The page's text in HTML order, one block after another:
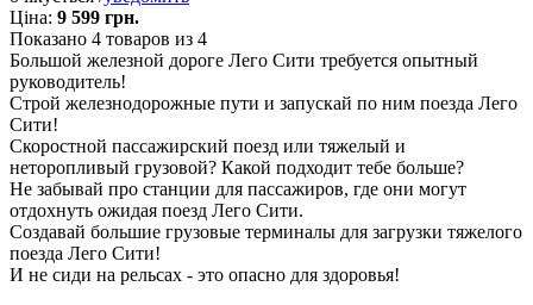
Ціна: 9 599 грн.
Показано 4 товаров из 4
Большой железной дороге Лего Сити требуется опытный
руководитель!
Строй железнодорожные пути и запускай по ним поезда Лего
Сити!
Скоростной пассажирский поезд или тяжелый и
неторопливый грузовой? Какой подходит тебе больше?
Не забывай про станции для пассажиров, где они могут
отдохнуть ожидая поезд Лего Сити.
Создавай большие грузовые терминалы для загрузки тяжелого
поезда Лего Сити!
И не сиди на рельсах - это опасно для здоровья!